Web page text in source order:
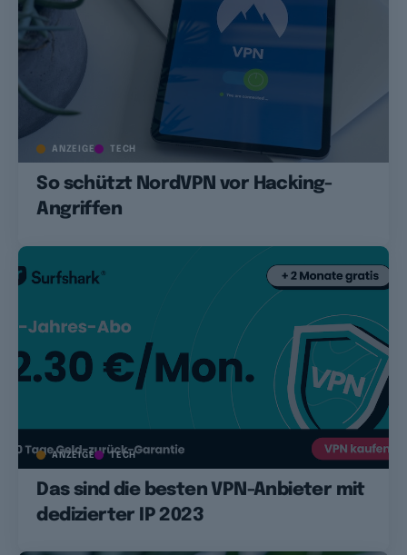
ANZEIGE TECH
So schützt NordVPN vor Hacking-
Angriffen
ANZEIGE TECH
Das sind die besten VPN-Anbieter mit
dedizierter IP 2023